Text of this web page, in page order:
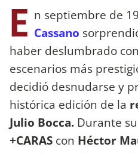
E n septiembre de
Cassano
haber deslumbrado
escenarios más
decidió desnudarse y
histórica edición de la
Julio Bocca. Durante
+CARAS con Héctor